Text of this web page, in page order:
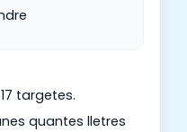
targetes.
quantes lletres